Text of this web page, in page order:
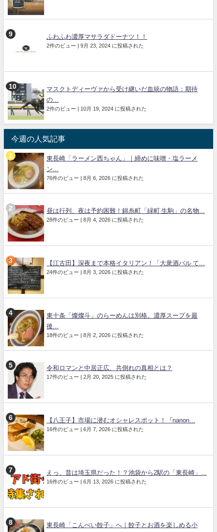
ふわふわ濃厚マサラダドーナツ！！
2件のビュー 9月 23, 2024 に投稿された
マスクトディーヴァから受け継いだ血統の物語：期待
の...
2件のビュー 10月 19, 2024 に投稿された
今週の人気記事
東長崎「ラーメン西ちゃん」｜締めに味噌・塩ラーメ
ン...
76件のビュー 8月 6, 2026 に投稿された
昼は行列、夜は予約困難！錦糸町「緑町 生駒」の名物...
28件のビュー 8月 4, 2026 に投稿された
【江古田】深夜まで本格イタリアン！「大衆酒バル て...
24件のビュー 8月 3, 2026 に投稿された
東十条「燦燦斗」のらーめんは別格。濃厚スープを最
後...
18件のビュー 8月 2, 2026 に投稿された
令和ロマンと中居正広、共倒れの真相とは？
17件のビュー 2月 20, 2025 に投稿された
【八王子】市場に潜むオシャレスポット！『nanon...
16件のビュー 6月 7, 2026 に投稿された
えっ、昔は埼玉県だった！？池袋から2駅の「東長崎」...
16件のビュー 6月 13, 2026 に投稿された
東長崎「こんぺい餃子」へ｜餃子とお酒を楽しめる小